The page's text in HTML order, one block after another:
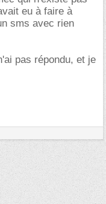
eu à faire à
sms avec rien
pas répondu, et je